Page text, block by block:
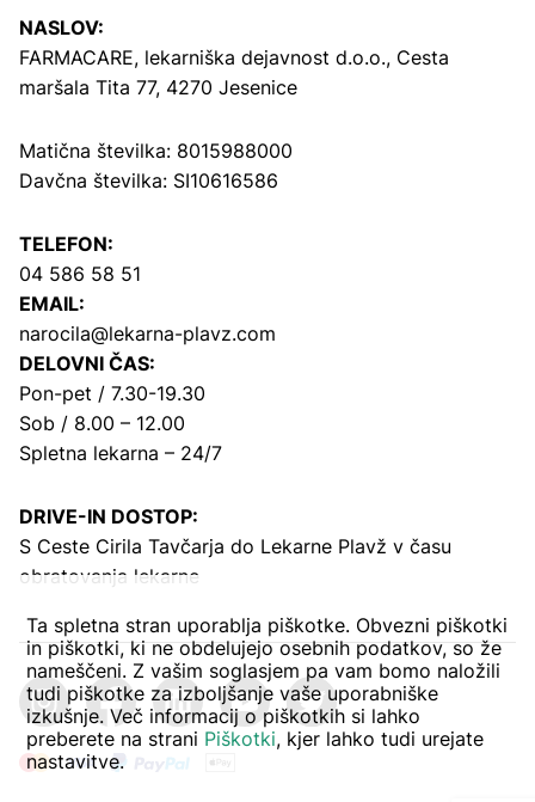
NASLOV:
FARMACARE, lekarniška dejavnost d.o.o., Cesta
maršala Tita 77, 4270 Jesenice
Matična številka: 8015988000
Davčna številka: SI10616586
TELEFON:
04 586 58 51
EMAIL:
narocila@lekarna-plavz.com
DELOVNI ČAS:
Pon-pet / 7.30-19.30
Sob / 8.00 – 12.00
Spletna lekarna – 24/7
DRIVE-IN DOSTOP:
S Ceste Cirila Tavčarja do Lekarne Plavž v času
obratovanja lekarne
Ta spletna stran uporablja piškotke. Obvezni piškotki
in piškotki, ki ne obdelujejo osebnih podatkov, so že
nameščeni. Z vašim soglasjem pa vam bomo naložili
tudi piškotke za izboljšanje vaše uporabniške
izkušnje. Več informacij o piškotkih si lahko
preberete na strani Piškotki, kjer lahko tudi urejate
nastavitve.